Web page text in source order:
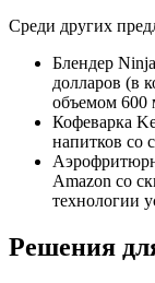
Среди других
Блендер
долларов (в
объемом 600
Кофеварка
напитков со
Amazon со
технологии
Решения